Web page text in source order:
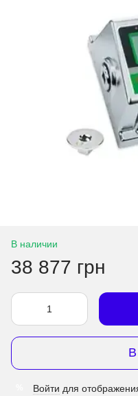
В наличии
38 877 грн
В
Войти для